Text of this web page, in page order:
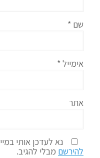
שם *
אימייל *
אתר
נא לעדכן אותי
להירשם מבלי להגיב.